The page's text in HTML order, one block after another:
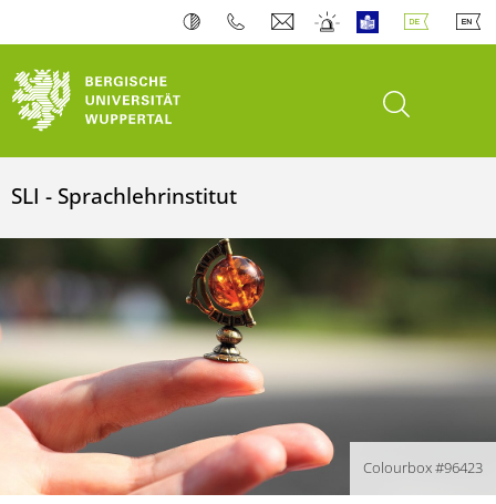
Suche öffnen
SLI - Sprachlehrinstitut
Colourbox #96423